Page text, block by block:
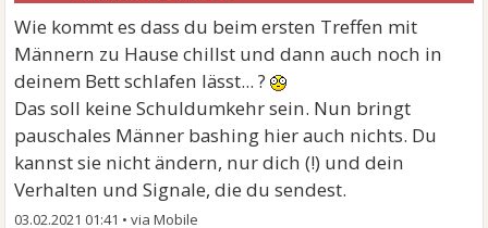
Wie kommt es dass du beim ersten Treffen mit
Männern zu Hause chillst und dann auch noch in
deinem Bett schlafen lässt... ?
Das soll keine Schuldumkehr sein. Nun bringt
pauschales Männer bashing hier auch nichts. Du
kannst sie nicht ändern, nur dich (!) und dein
Verhalten und Signale, die du sendest.
03.02.2021 01:41 •